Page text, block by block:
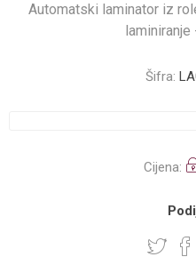
Automatski laminator iz
laminiranje
Šifra:
Cijena: